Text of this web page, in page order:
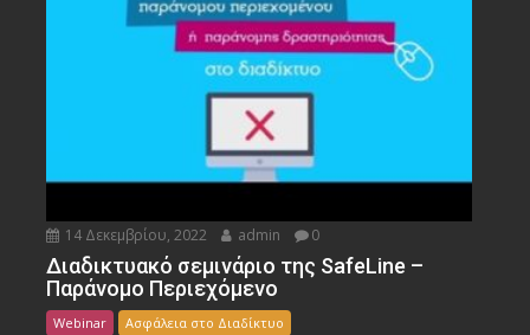
14 Δεκεμβρίου, 2022 admin 0
Διαδικτυακό σεμινάριο της SafeLine –
Παράνομο Περιεχόμενο
Webinar Ασφάλεια στο Διαδίκτυο